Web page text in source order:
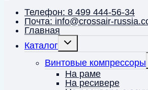
Телефон: 8 499 444-56-34
Почта: info@crossair-
Главная
Каталог
Переключить
Винтовые компрессоры
На раме
На ресивере